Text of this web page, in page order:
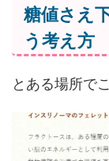
糖値さえ
う考え方
とある場所で